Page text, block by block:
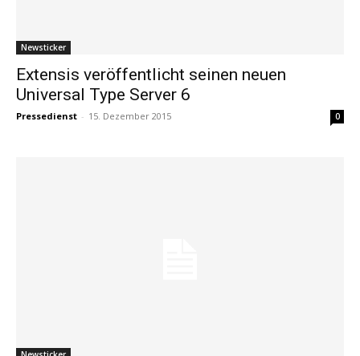
Newsticker
Extensis veröffentlicht seinen neuen
Universal Type Server 6
Pressedienst - 15. Dezember 2015 0